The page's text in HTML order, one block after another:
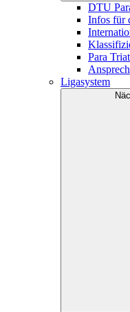
DTU
Infos für
Para
Ligasystem